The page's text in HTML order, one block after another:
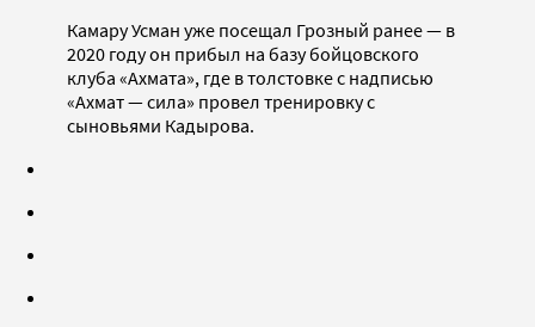
Камару Усман уже посещал Грозный ранее — в
2020 году он прибыл на базу бойцовского
клуба «Ахмата», где в толстовке с надписью
«Ахмат — сила» провел тренировку с
сыновьями Кадырова.